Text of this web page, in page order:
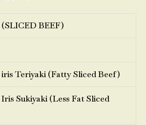
BEEF)
Teriyaki (Fatty Sliced Beef)
Sukiyaki (Less Fat Sliced